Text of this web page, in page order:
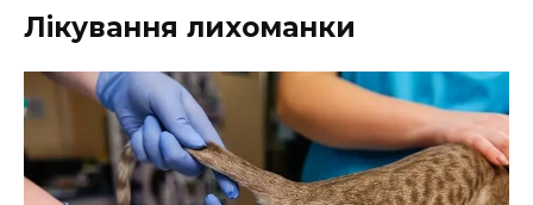
Лікування лихоманки